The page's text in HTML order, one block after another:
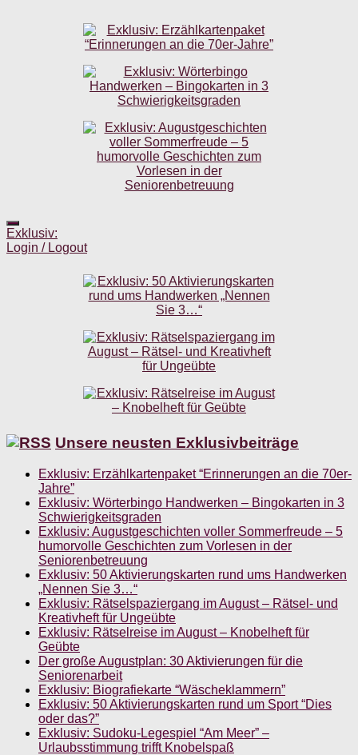
Exklusiv:
Login / Logout
Unsere neusten Exklusivbeiträge
Exklusiv: Erzählkartenpaket “Erinnerungen an die 70er-
Jahre”
Exklusiv: Wörterbingo Handwerken – Bingokarten in 3
Schwierigkeitsgraden
Exklusiv: Augustgeschichten voller Sommerfreude – 5
humorvolle Geschichten zum Vorlesen in der
Seniorenbetreuung
Exklusiv: 50 Aktivierungskarten rund ums Handwerken
„Nennen Sie 3…“
Exklusiv: Rätselspaziergang im August – Rätsel- und
Kreativheft für Ungeübte
Exklusiv: Rätselreise im August – Knobelheft für
Geübte
Der große Augustplan: 30 Aktivierungen für die
Seniorenarbeit
Exklusiv: Biografiekarte “Wäscheklammern”
Exklusiv: 50 Aktivierungskarten rund um Sport “Dies
oder das?”
Exklusiv: Sudoku-Legespiel “Am Meer” –
Urlaubsstimmung trifft Knobelspaß